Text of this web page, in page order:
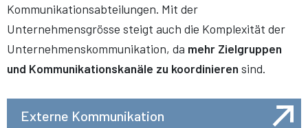
Kommunikationsabteilungen. Mit der
Unternehmensgrösse steigt auch die Komplexität der
Unternehmenskommunikation, da mehr Zielgruppen
und Kommunikationskanäle zu koordinieren sind.
Externe Kommunikation